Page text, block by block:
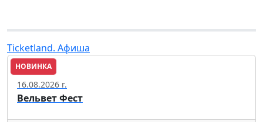
Ticketland. Афиша
НОВИНКА
Москва
16.08.2026 г.
Вельвет Фест